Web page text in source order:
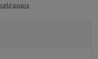
celý popis